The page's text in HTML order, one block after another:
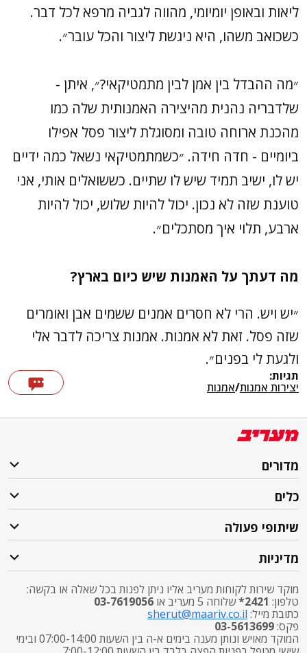
ליאות ובאופן יומיומי, מהווה לגביה מרפא לכל דבר.
כשכואב משהו, היא ניגשת ליצור והכל עובר״.
״מה ההבדל בין אמן לבין מתמטיקאי?״, איתן -
שלדבריה נהנית מהיצירה האמנותית שלה כמו
מהכנת ארוחה טובה ומסוגלת ליצור פסל אפילו
ביומיים - חדה חידה. ״כשמתמטיקאי נשאל כמה ידיים
יש לו, ישיב תמיד שיש לו שתיים. כששואלים אותי, אני
טוענת שזה לא נכון. יכול להיות שלוש, יכול להיות
ארבע, תלוי איך מסתכלים״.
מה דעתך על האמנות שיש כיום בארץ?
״יש ויש. הרי לא חסרים אמנים ששמים אבן ואומרים
שזה פסל. זאת לא אמנות. אמנות צריכה לדבר אלי
ולגעת לי בפנים״.
תגיות:
יצירות אמנות/אמנות
מדורים
כלים
שיתופי פעולה
מדיניות
מוקד שירות לקוחות מעריב אליו ניתן לפנות בכל שאלה או בקשה:
טלפון: 2421* שלוחה 5 מעריב או
03-7619056
כתובת מייל: sherut@maariv.co.il
פקס:03-5613699
המוקד מאויש ונותן מענה בימים א-ה בין השעות 07:00-14:00 ובימי